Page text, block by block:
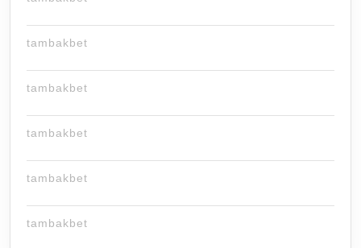
tambakbet
tambakbet
tambakbet
tambakbet
tambakbet